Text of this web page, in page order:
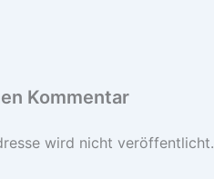
Kommentar
wird nicht veröffentlicht.